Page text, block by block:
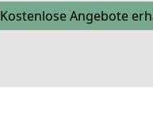
Kostenlose Angebote